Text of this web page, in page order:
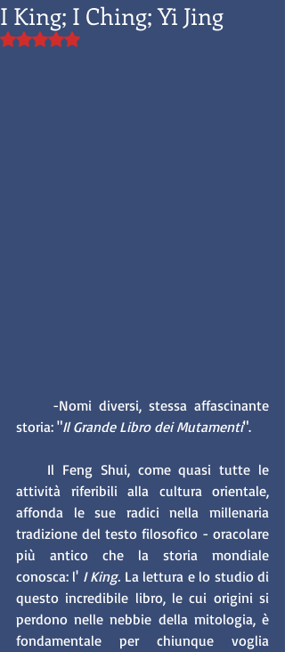
I King; I Ching; Yi Jing
Valutazione NaN stelle su 5.
storia: "Il Grande Libro dei Mutamenti".
attività riferibili alla cultura orientale,
affonda le sue radici nella millenaria
tradizione del testo filosofico - oracolare
più antico che la storia mondiale
conosca: l' I King. La lettura e lo studio di
questo incredibile libro, le cui origini si
perdono nelle nebbie della mitologia, è
fondamentale per chiunque voglia